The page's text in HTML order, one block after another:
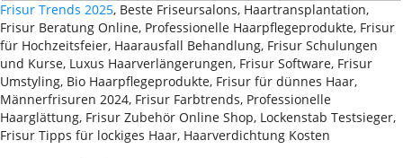
Frisur Trends 2025, Beste Friseursalons, Haartransplantation,
Frisur Beratung Online, Professionelle Haarpflegeprodukte, Frisur
für Hochzeitsfeier, Haarausfall Behandlung, Frisur Schulungen
und Kurse, Luxus Haarverlängerungen, Frisur Software, Frisur
Umstyling, Bio Haarpflegeprodukte, Frisur für dünnes Haar,
Männerfrisuren 2024, Frisur Farbtrends, Professionelle
Haarglättung, Frisur Zubehör Online Shop, Lockenstab Testsieger,
Frisur Tipps für lockiges Haar, Haarverdichtung Kosten